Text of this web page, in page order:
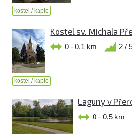
kostel / kaple
Kostel sv. Michala
0 - 0,1 km 2 / 5
kostel / kaple
Laguny v
0 - 0,5 km